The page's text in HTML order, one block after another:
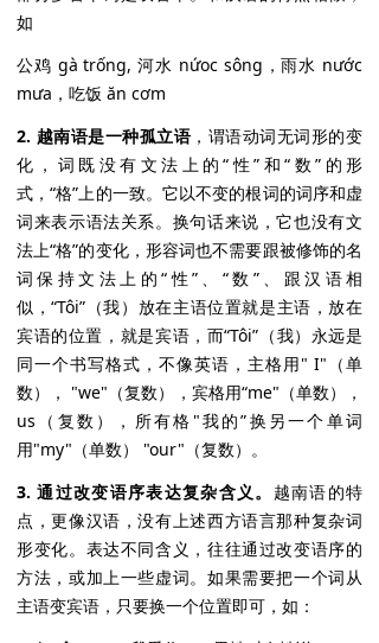
如
公鸡 gà trống, 河水 nứoc sông，雨水 nước
mưa，吃饭 ăn cơm
2. 越南语是一种孤立语，谓语动词无词形的变
化，词既没有文法上的“性”和“数”的形
式，“格”上的一致。它以不变的根词的词序和虚
词来表示语法关系。换句话来说，它也没有文
法上“格”的变化，形容词也不需要跟被修饰的名
词保持文法上的“性”、“数”、跟汉语相
似，“Tôi”（我）放在主语位置就是主语，放在
宾语的位置，就是宾语，而“Tôi”（我）永远是
同一个书写格式，不像英语，主格用" I"（单
数）， "we"（复数），宾格用“me"（单数），
us（复数），所有格"我的”换另一个单词
用"my"（单数） "our"（复数）。
3. 通过改变语序表达复杂含义。 越南语的特
点，更像汉语，没有上述西方语言那种复杂词
形变化。表达不同含义，往往通过改变语序的
方法，或加上一些虚词。如果需要把一个词从
主语变宾语，只要换一个位置即可，如：